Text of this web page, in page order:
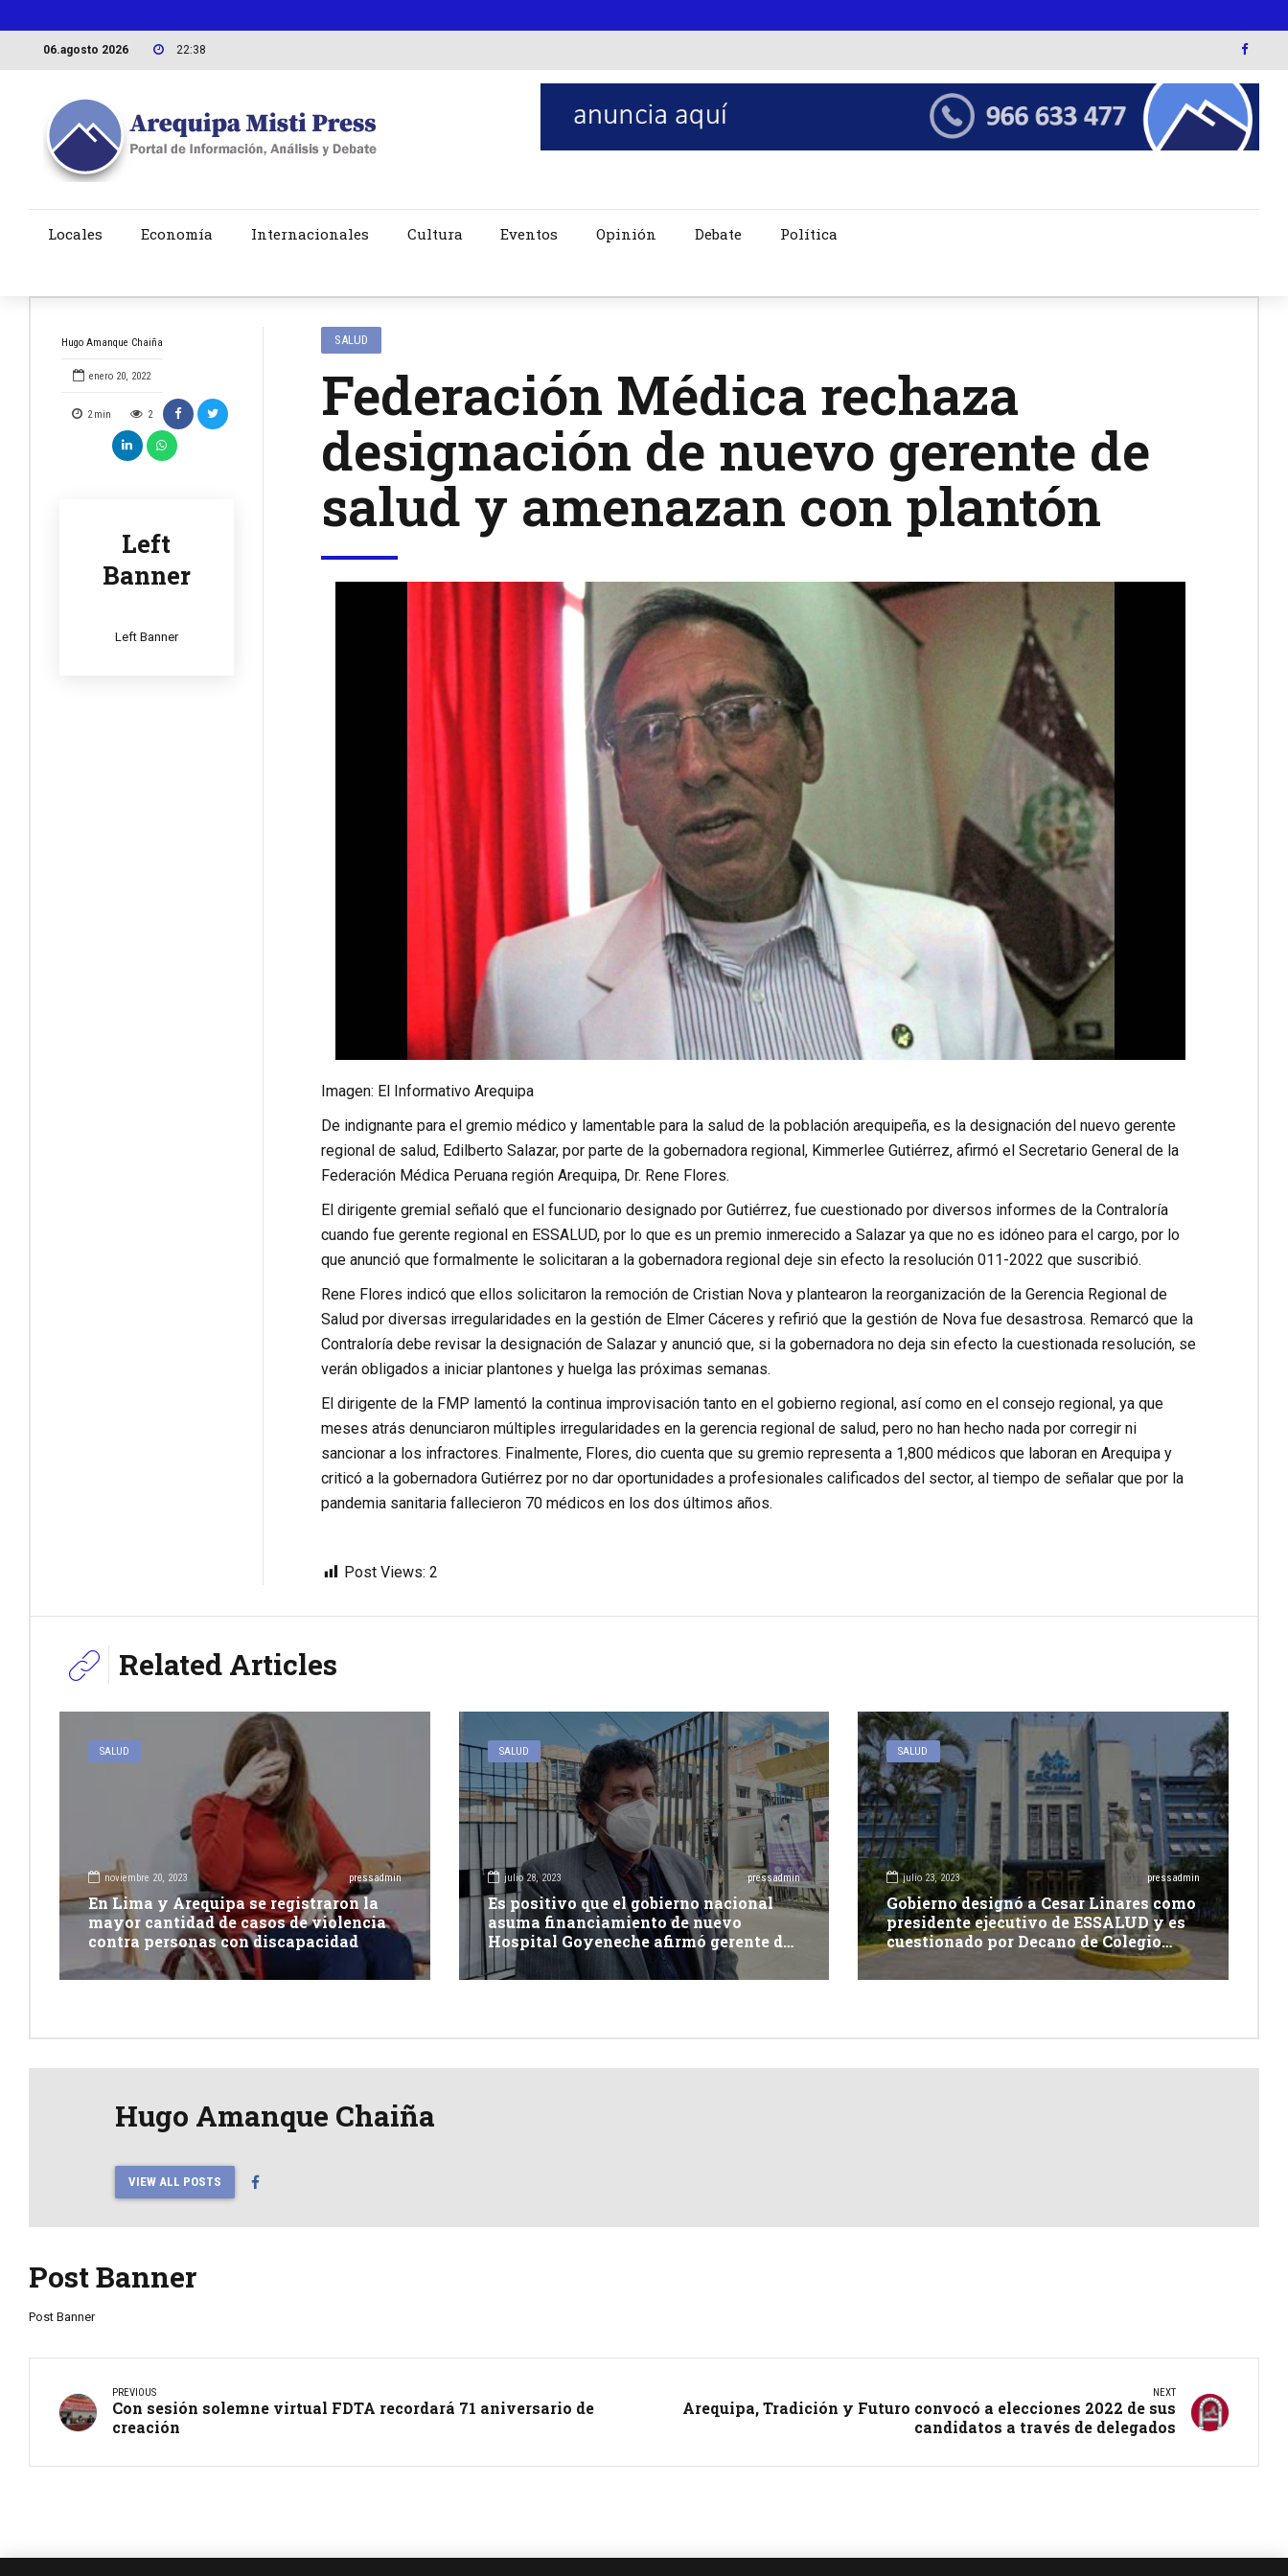
06.agosto 2026 22:38
Locales Economía Internacionales Cultura Eventos Opinión Debate Política
Hugo Amanque Chaiña
enero 20, 2022
2 min 2
Left
Banner
Left Banner
SALUD
Federación Médica rechaza
designación de nuevo gerente de
salud y amenazan con plantón
Imagen: El Informativo Arequipa
De indignante para el gremio médico y lamentable para la salud de la población arequipeña, es la designación del nuevo gerente
regional de salud, Edilberto Salazar, por parte de la gobernadora regional, Kimmerlee Gutiérrez, afirmó el Secretario General de la
Federación Médica Peruana región Arequipa, Dr. Rene Flores.
El dirigente gremial señaló que el funcionario designado por Gutiérrez, fue cuestionado por diversos informes de la Contraloría
cuando fue gerente regional en ESSALUD, por lo que es un premio inmerecido a Salazar ya que no es idóneo para el cargo, por lo
que anunció que formalmente le solicitaran a la gobernadora regional deje sin efecto la resolución 011-2022 que suscribió.
Rene Flores indicó que ellos solicitaron la remoción de Cristian Nova y plantearon la reorganización de la Gerencia Regional de
Salud por diversas irregularidades en la gestión de Elmer Cáceres y refirió que la gestión de Nova fue desastrosa. Remarcó que la
Contraloría debe revisar la designación de Salazar y anunció que, si la gobernadora no deja sin efecto la cuestionada resolución, se
verán obligados a iniciar plantones y huelga las próximas semanas.
El dirigente de la FMP lamentó la continua improvisación tanto en el gobierno regional, así como en el consejo regional, ya que
meses atrás denunciaron múltiples irregularidades en la gerencia regional de salud, pero no han hecho nada por corregir ni
sancionar a los infractores. Finalmente, Flores, dio cuenta que su gremio representa a 1,800 médicos que laboran en Arequipa y
criticó a la gobernadora Gutiérrez por no dar oportunidades a profesionales calificados del sector, al tiempo de señalar que por la
pandemia sanitaria fallecieron 70 médicos en los dos últimos años.
Post Views: 2
Related Articles
SALUD
noviembre 20, 2023 pressadmin
En Lima y Arequipa se registraron la
mayor cantidad de casos de violencia
contra personas con discapacidad
SALUD
julio 28, 2023 pressadmin
Es positivo que el gobierno nacional
asuma financiamiento de nuevo
Hospital Goyeneche afirmó gerente de
Salud
SALUD
julio 23, 2023 pressadmin
Gobierno designó a Cesar Linares como
presidente ejecutivo de ESSALUD y es
cuestionado por Decano de Colegio
Hugo Amanque Chaiña
VIEW ALL POSTS
Post Banner
Post Banner
PREVIOUS
Con sesión solemne virtual FDTA recordará 71 aniversario de
creación
NEXT
Arequipa, Tradición y Futuro convocó a elecciones 2022 de sus
candidatos a través de delegados